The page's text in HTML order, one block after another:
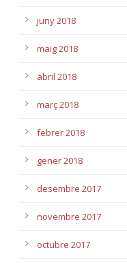
juny 2018
maig 2018
abril 2018
març 2018
febrer 2018
gener 2018
desembre 2017
novembre 2017
octubre 2017